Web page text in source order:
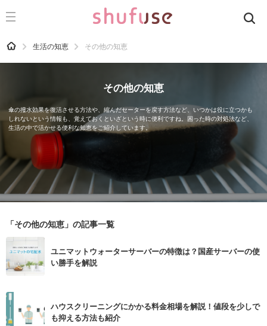
CATEGORY 記事カテゴリ
気になる
洗濯
生活の知恵
お金
掃除
マナー
食材辞典
おすすめ
HOME 生活の知恵 その他の知恵
その他の知恵
傘の撥水効果を復活させる方法や、縮んだセーターを戻す方法など、いつかは役に立つかも
しれないという情報も、覚えておくといざという時に便利ですね。困った時の対処法など、
生活の中で活かせる便利な知恵をご紹介しています。
「その他の知恵」の記事一覧
ユニマットウォーターサーバーの特徴は？国産サーバーの使
い勝手を解説
ハウスクリーニングにかかる料金相場を解説！値段を少しで
も抑える方法も紹介